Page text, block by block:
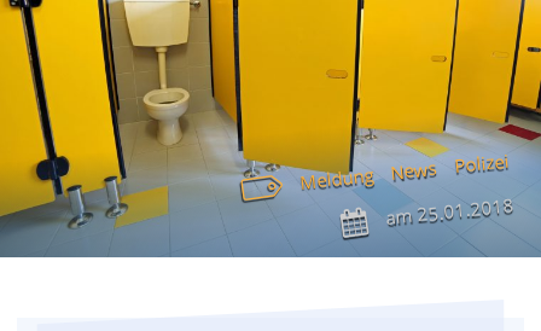
Meldung News Polizei
am25.01.2018